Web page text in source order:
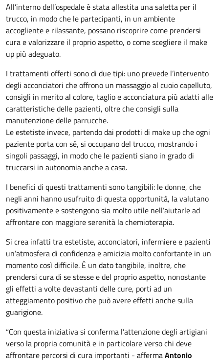
All’interno dell’ospedale è stata allestita una saletta per il
trucco, in modo che le partecipanti, in un ambiente
accogliente e rilassante, possano riscoprire come prendersi
cura e valorizzare il proprio aspetto, o come scegliere il make
up più adeguato.
I trattamenti offerti sono di due tipi: uno prevede l’intervento
degli acconciatori che offrono un massaggio al cuoio capelluto,
consigli in merito al colore, taglio e acconciatura più adatti alle
caratteristiche delle pazienti, oltre che consigli sulla
manutenzione delle parrucche.
Le estetiste invece, partendo dai prodotti di make up che ogni
paziente porta con sé, si occupano del trucco, mostrando i
singoli passaggi, in modo che le pazienti siano in grado di
truccarsi in autonomia anche a casa.
I benefici di questi trattamenti sono tangibili: le donne, che
negli anni hanno usufruito di questa opportunità, la valutano
positivamente e sostengono sia molto utile nell’aiutarle ad
affrontare con maggiore serenità la chemioterapia.
Si crea infatti tra estetiste, acconciatori, infermiere e pazienti
un’atmosfera di confidenza e amicizia molto confortante in un
momento così difficile. È un dato tangibile, inoltre, che
prendersi cura di se stesse e del proprio aspetto, nonostante
gli effetti a volte devastanti delle cure, porti ad un
atteggiamento positivo che può avere effetti anche sulla
guarigione.
“Con questa iniziativa si conferma l’attenzione degli artigiani
verso la propria comunità e in particolare verso chi deve
affrontare percorsi di cura importanti - affermaAntonio